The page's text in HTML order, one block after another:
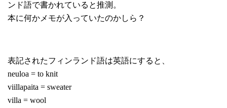
ンド語で書かれていると推測。
本に何かメモが入っていたのかしら？
表記されたフィンランド語は英語にすると、
neuloa = to knit
viillapaita = sweater
villa = wool